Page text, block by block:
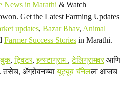
News in Marathi & Watch
Get the Latest Farming Updates
updates, Bazar Bhav, Animal
Farmer Success Stories in Marathi.
,ट्विटर,इन्स्टाग्राम ,टेलिग्रामवरआणि
तसेच, ॲग्रोवनच्यायूट्यूब चॅनेलला आजच